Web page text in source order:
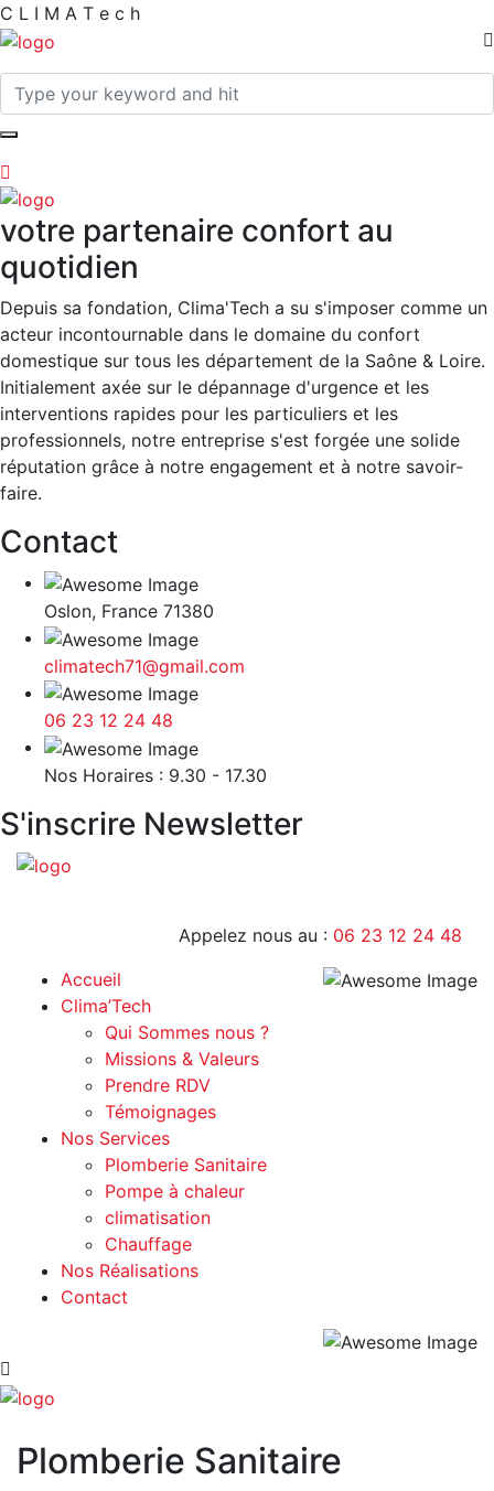
C L I M A T e c h
votre partenaire confort au
quotidien
Depuis sa fondation, Clima'Tech a su s'imposer comme un
acteur incontournable dans le domaine du confort
domestique sur tous les département de la Saône & Loire.
Initialement axée sur le dépannage d'urgence et les
interventions rapides pour les particuliers et les
professionnels, notre entreprise s'est forgée une solide
réputation grâce à notre engagement et à notre savoir-
faire.
Contact
Oslon, France 71380
climatech71@gmail.com
06 23 12 24 48
Nos Horaires : 9.30 - 17.30
S'inscrire Newsletter
Appelez nous au : 06 23 12 24 48
Accueil
Clima’Tech
Qui Sommes nous ?
Missions & Valeurs
Prendre RDV
Témoignages
Nos Services
Plomberie Sanitaire
Pompe à chaleur
climatisation
Chauffage
Nos Réalisations
Contact
Plomberie Sanitaire